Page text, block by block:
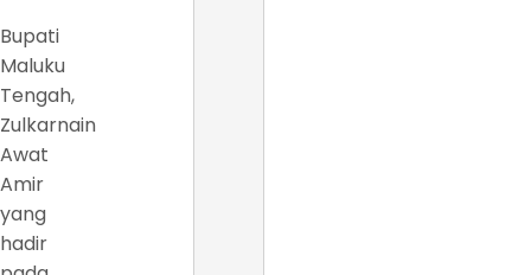
Bupati
Maluku
Tengah,
Zulkarnain
Awat
Amir
yang
hadir